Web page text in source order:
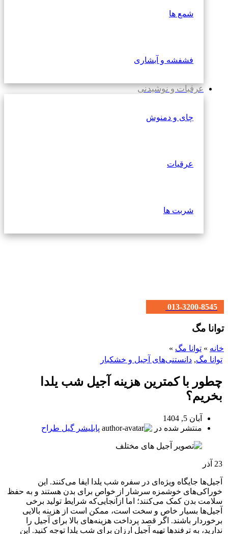
شمع ها
فشفشه و آبشاری
عرقیات و نوشیدنی
چای و دمنوش
عرقیات
شربت ها
013-3200-8545
توانا مگ
خانه » توانا مگ »
توانا مگ, دانستنی‌های آجیل و خشکبار
چطور با کمترین هزینه آجیل شب یلدا
بخریم؟
آبان 5, 1404
منتشر شده در
پابلیشر گیل طراح
23 آذر
آجیل‌ها جایگاه ویژه‌ای در سفره شب یلدا ایفا می‌کنند. این
خوراکی‌های خوشمزه سرشار از خواص برای بدن هستند و به حفظ
سلامت بدن کمک می‌کنند؛ اما ازآنجایی‌که شرایط تولید برخی
آجیل‌ها بسیار خاص و سخت است، ممکن است از هزینه بالایی
برخوردار باشند. اگر قصد پرداخت هزینه‌های بالا برای آجیل را
ندارید، به ترفندها تهیه آجیل ارزان برای شب یلدا توجه کنید. این